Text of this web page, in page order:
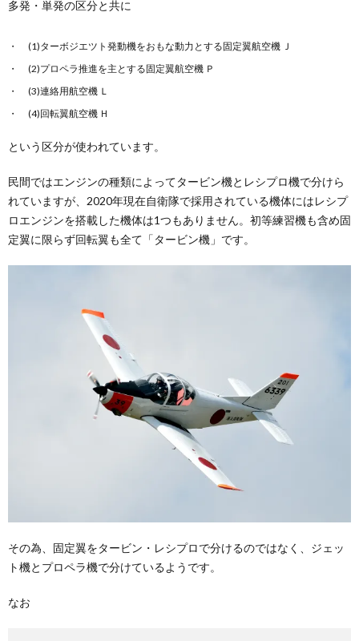
多発・単発の区分と共に
(1)ターボジエツト発動機をおもな動力とする固定翼航空機 Ｊ
(2)プロペラ推進を主とする固定翼航空機 Ｐ
(3)連絡用航空機 Ｌ
(4)回転翼航空機 Ｈ
という区分が使われています。
民間ではエンジンの種類によってタービン機とレシプロ機で分けら
れていますが、2020年現在自衛隊で採用されている機体にはレシプ
ロエンジンを搭載した機体は1つもありません。初等練習機も含め固
定翼に限らず回転翼も全て「タービン機」です。
その為、固定翼をタービン・レシプロで分けるのではなく、ジェッ
ト機とプロペラ機で分けているようです。
なお